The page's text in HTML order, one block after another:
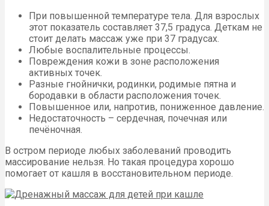
При повышенной температуре тела. Для взрослых
этот показатель составляет 37,5 градуса. Деткам не
стоит делать массаж уже при 37 градусах.
Любые воспалительные процессы.
Повреждения кожи в зоне расположения
активных точек.
Разные гнойнички, родинки, родимые пятна и
бородавки в области расположения точек.
Повышенное или, напротив, пониженное давление.
Недостаточность – сердечная, почечная или
печёночная.
В остром периоде любых заболеваний проводить
массирование нельзя. Но такая процедура хорошо
помогает от кашля в восстановительном периоде.